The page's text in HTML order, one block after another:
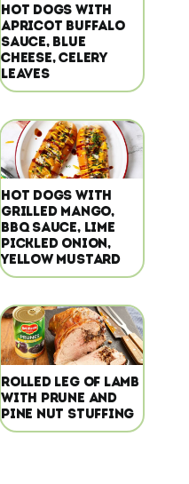
HOT DOGS WITH
APRICOT BUFFALO
SAUCE, BLUE
CHEESE, CELERY
LEAVES
HOT DOGS WITH
GRILLED MANGO,
BBQ SAUCE, LIME
PICKLED ONION,
YELLOW MUSTARD
ROLLED LEG OF LAMB
WITH PRUNE AND
PINE NUT STUFFING